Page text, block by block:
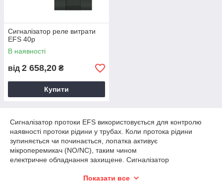
Сигналізатор реле витрати
EFS 40p
В наявності
від 2 658,20 ₴
Купити
Сигналізатор протоки EFS використовується для контролю
наявності протоки рідини у трубах. Коли протока рідини
зупиняється чи починається, лопатка активує
мікроперемикач (NO/NC), таким чином
електричне обладнання захищене. Сигналізатор
Показати все